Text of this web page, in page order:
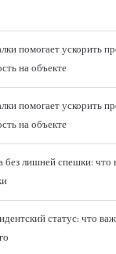
помогает ускорить
на объекте
помогает ускорить
на объекте
без лишней спешки: что
статус: что